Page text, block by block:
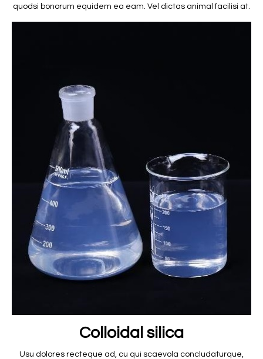
quodsi bonorum equidem ea eam. Vel dictas animal facilisi at.
Colloidal silica
Usu dolores recteque ad, cu qui scaevola concludaturque,